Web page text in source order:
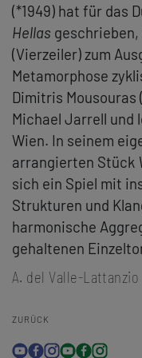
(*1949) hat für das
Hellas
(Vierzeiler) zum
Metamorphose
Dimitris Mousouras
Michael Jarrell und
Wien. In seinem
arrangierten Stück
sich ein Spiel mit
Strukturen und
harmonische
gehaltenen
A. del Valle-Lattanzio
ZURÜCK